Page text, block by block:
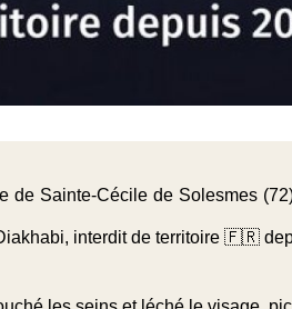
Sainte-Cécile de Solesmes
interdit de territoire 🇫🇷